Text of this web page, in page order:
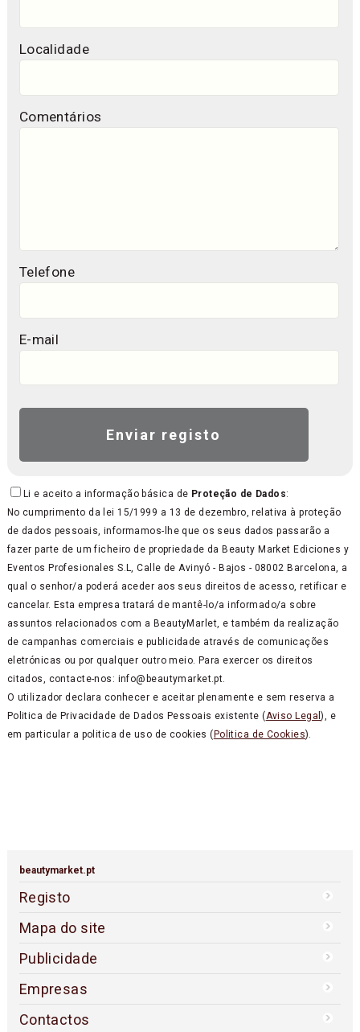
Localidade
Comentários
Telefone
E-mail
Li e aceito a informação básica de Proteção de Dados:
No cumprimento da lei 15/1999 a 13 de dezembro, relativa à proteção
de dados pessoais, informamos-lhe que os seus dados passarão a
fazer parte de um ficheiro de propriedade da Beauty Market Ediciones y
Eventos Profesionales S.L, Calle de Avinyó - Bajos - 08002 Barcelona, a
qual o senhor/a poderá aceder aos seus direitos de acesso, retificar e
cancelar. Esta empresa tratará de mantê-lo/a informado/a sobre
assuntos relacionados com a BeautyMarlet, e também da realização
de campanhas comerciais e publicidade através de comunicações
eletrónicas ou por qualquer outro meio. Para exercer os direitos
citados, contacte-nos: info@beautymarket.pt.
O utilizador declara conhecer e aceitar plenamente e sem reserva a
Politica de Privacidade de Dados Pessoais existente (Aviso Legal), e
em particular a politica de uso de cookies (Politica de Cookies).
beautymarket.pt
Registo
Mapa do site
Publicidade
Empresas
Contactos